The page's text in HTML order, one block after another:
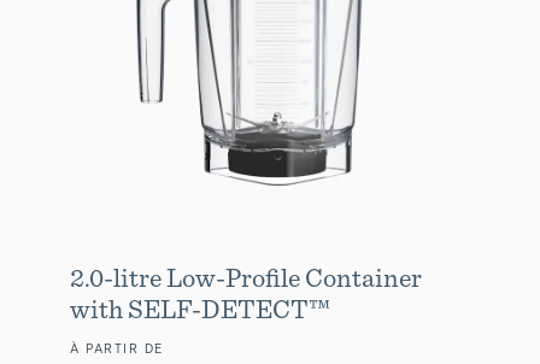
2.0-litre Low-Profile Container
with SELF-DETECT™
À PARTIR DE